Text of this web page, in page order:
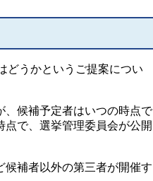
どうかというご提案につい
候補予定者はいつの時点で
で、選挙管理委員会が公開
補者以外の第三者が開催す